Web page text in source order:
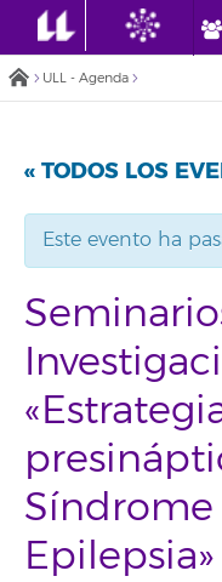
ULL - Agenda
« TODOS LOS
Este evento ha
Síndrome
Epilepsia»